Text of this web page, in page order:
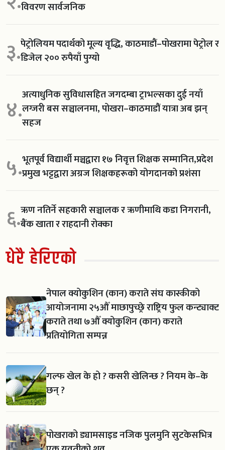
विवरण सार्वजनिक
३.पेट्रोलियम पदार्थको मूल्य वृद्धि, काठमाडौं–पोखरामा पेट्रोल र
डिजेल २०० रुपैयाँ पुग्यो
४.अत्याधुनिक सुविधासहित जगदम्बा ट्राभल्सका दुई नयाँ
लग्जरी बस सञ्चालनमा, पोखरा–काठमाडौं यात्रा अब झन्
सहज
५.भूतपूर्व विद्यार्थी मञ्चद्वारा १७ निवृत्त शिक्षक सम्मानित,प्रदेश
प्रमुख भट्टद्वारा अग्रज शिक्षकहरूको योगदानको प्रशंसा
६.ऋण नतिर्ने सहकारी सञ्चालक र ऋणीमाथि कडा निगरानी,
बैंक खाता र राहदानी रोक्का
धेरै हेरिएको
नेपाल क्योकुशिन (कान) कराते संघ कास्कीको
आयोजनामा २५औँ माछापुच्छ्रे राष्ट्रिय फुल कन्ट्याक्ट
कराते तथा ७औँ क्योकुशिन (कान) कराते
प्रतियोगिता सम्पन्न
गल्फ खेल के हो ? कसरी खेलिन्छ ? नियम के–के
छन् ?
पोखराको ड्यामसाइड नजिक पुलमुनि सुटकेसभित्र